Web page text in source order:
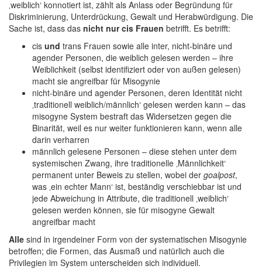
‚weiblich‘ konnotiert ist, zählt als Anlass oder Begründung für
Diskriminierung, Unterdrückung, Gewalt und Herabwürdigung. Die
Sache ist, dass das nicht nur cis Frauen betrifft. Es betrifft:
cis und trans Frauen sowie alle inter, nicht-binäre und
agender Personen, die weiblich gelesen werden – ihre
Weiblichkeit (selbst identifiziert oder von außen gelesen)
macht sie angreifbar für Misogynie
nicht-binäre und agender Personen, deren Identität nicht
‚traditionell weiblich/männlich‘ gelesen werden kann – das
misogyne System bestraft das Widersetzen gegen die
Binarität, weil es nur weiter funktionieren kann, wenn alle
darin verharren
männlich gelesene Personen – diese stehen unter dem
systemischen Zwang, ihre traditionelle ‚Männlichkeit‘
permanent unter Beweis zu stellen, wobei der goalpost,
was ‚ein echter Mann‘ ist, beständig verschiebbar ist und
jede Abweichung in Attribute, die traditionell ‚weiblich‘
gelesen werden können, sie für misogyne Gewalt
angreifbar macht
Alle sind in irgendeiner Form von der systematischen Misogynie
betroffen; die Formen, das Ausmaß und natürlich auch die
Privilegien im System unterscheiden sich individuell.